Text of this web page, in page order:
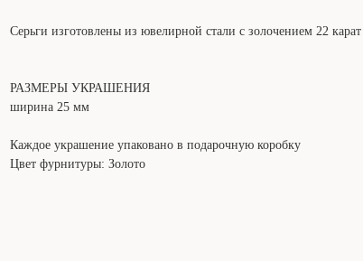
Серьги изготовлены из ювелирной стали с золочением 22 карат
РАЗМЕРЫ УКРАШЕНИЯ
ширина 25 мм
Каждое украшение упаковано в подарочную коробку
Цвет фурнитуры: Золото